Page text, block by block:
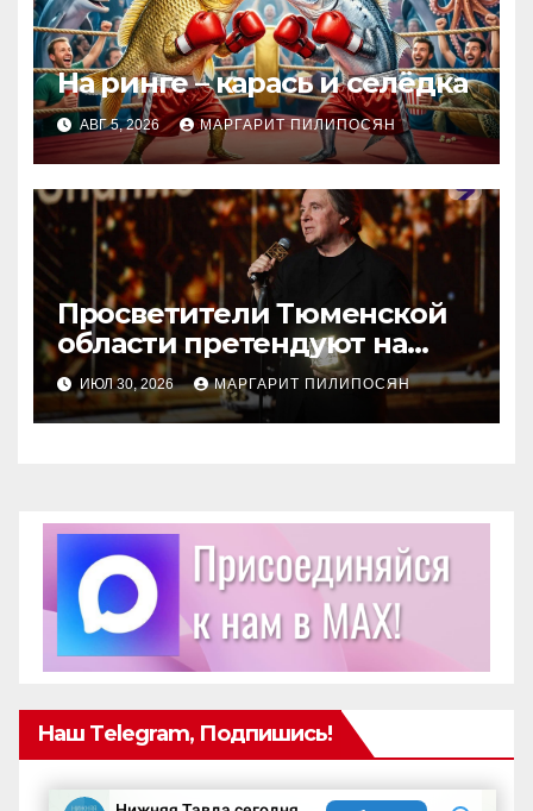
На ринге – карась и селёдка
АВГ 5, 2026 МАРГАРИТ ПИЛИПОСЯН
Просветители Тюменской
области претендуют на
награду Знание.Премия
ИЮЛ 30, 2026 МАРГАРИТ ПИЛИПОСЯН
Наш Telegram, Подпишись!